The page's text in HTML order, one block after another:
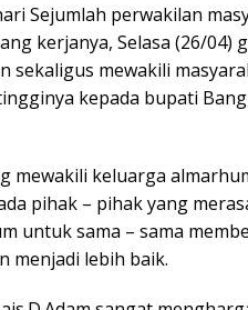
Sejumlah perwakilan
kerjanya, Selasa (26/04)
sekaligus mewakili
kepada bupati
mewakili keluarga
pihak – pihak yang
untuk sama – sama
menjadi lebih baik.